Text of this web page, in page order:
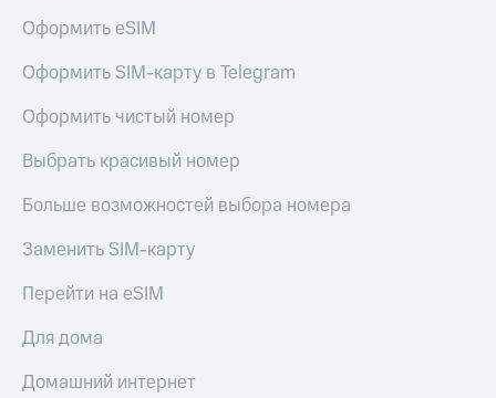
Оформить eSIM
Оформить SIM-карту в Telegram
Оформить чистый номер
Выбрать красивый номер
Больше возможностей выбора номера
Заменить SIM-карту
Перейти на eSIM
Для дома
Домашний интернет